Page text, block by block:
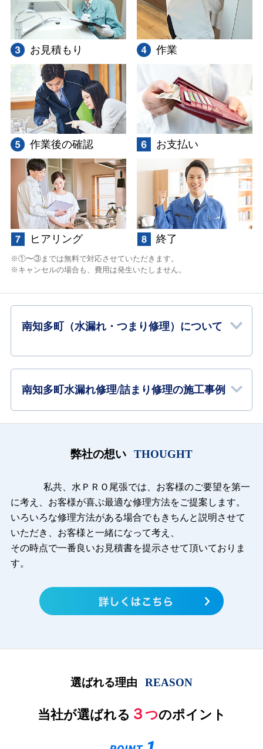
お見積もり 作業
作業後の確認 お支払い
ヒアリング 終了
①〜③までは無料で対応させていただきます。
キャンセルの場合も、費用は発生いたしません。
南知多町（水漏れ・つまり修理）について
南知多町水漏れ修理/詰まり修理の施工事例
弊社の想い THOUGHT
私共、水ＰＲＯ尾張では、お客様のご要望を第一
に考え、お客様が喜ぶ最適な修理方法をご提案します。
いろいろな修理方法がある場合でもきちんと説明させて
いただき、お客様と一緒になって考え、
その時点で一番良いお見積書を提示させて頂いておりま
す。
選ばれる理由 REASON
当社が選ばれる ３ つのポイント